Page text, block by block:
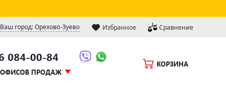
Ваш город: Орехово-Зуево Избранное Сравнение
084-00-84
ПРОДАЖ
КОРЗИНА